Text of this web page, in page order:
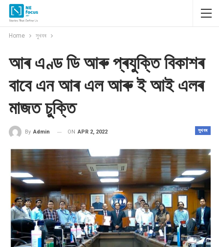
Home সুখবৰ
আৰ এণ্ড ডি আৰু প্ৰযুক্তি বিকাশৰ
বাবে এন আৰ এল আৰু ই আই এলৰ
মাজত চুক্তি
সুখবৰ
By Admin ON APR 2, 2022